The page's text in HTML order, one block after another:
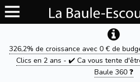
326,2% de croissance avec 0 € de
Clics en 2 ans - ✔️ Ca vous tente
Baule 360 ❓